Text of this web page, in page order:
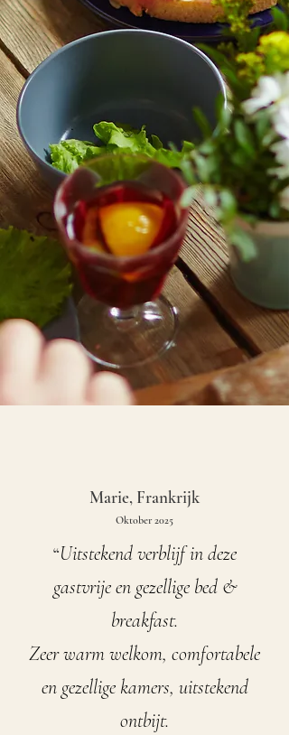
Marie, Frankrijk
Oktober 2025
“Uitstekend verblijf in deze
gastvrije en gezellige bed &
breakfast.
Zeer warm welkom, comfortabele
en gezellige kamers, uitstekend
ontbijt.